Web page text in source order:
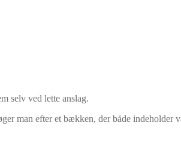
selv ved lette anslag.
man efter et bækken, der både indeholder